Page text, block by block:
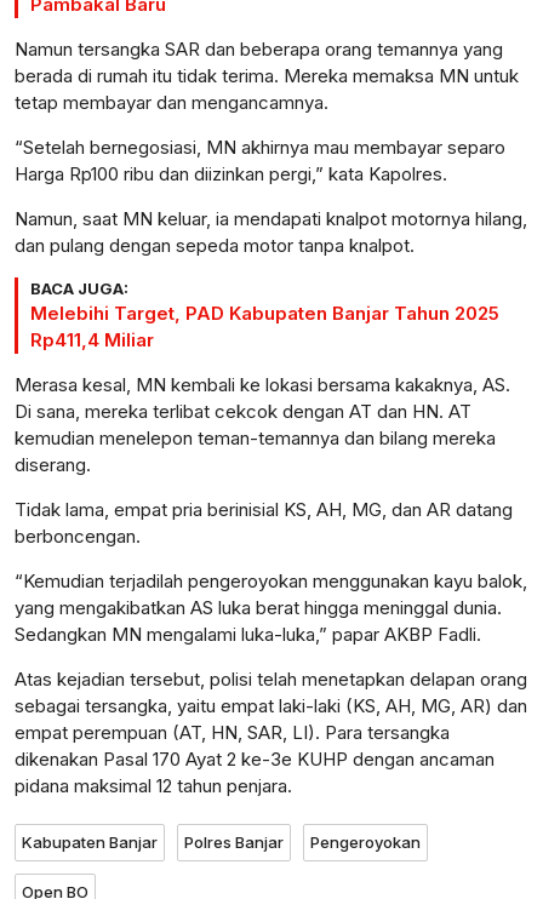
Namun tersangka SAR dan beberapa orang temannya yang
berada di rumah itu tidak terima. Mereka memaksa MN untuk
tetap membayar dan mengancamnya.
“Setelah bernegosiasi, MN akhirnya mau membayar separo
Harga Rp100 ribu dan diizinkan pergi,” kata Kapolres.
Namun, saat MN keluar, ia mendapati knalpot motornya hilang,
dan pulang dengan sepeda motor tanpa knalpot.
BACA JUGA:
Melebihi Target, PAD Kabupaten Banjar Tahun 2025
Rp411,4 Miliar
Merasa kesal, MN kembali ke lokasi bersama kakaknya, AS.
Di sana, mereka terlibat cekcok dengan AT dan HN. AT
kemudian menelepon teman-temannya dan bilang mereka
diserang.
Tidak lama, empat pria berinisial KS, AH, MG, dan AR datang
berboncengan.
“Kemudian terjadilah pengeroyokan menggunakan kayu balok,
yang mengakibatkan AS luka berat hingga meninggal dunia.
Sedangkan MN mengalami luka-luka,” papar AKBP Fadli.
Atas kejadian tersebut, polisi telah menetapkan delapan orang
sebagai tersangka, yaitu empat laki-laki (KS, AH, MG, AR) dan
empat perempuan (AT, HN, SAR, LI). Para tersangka
dikenakan Pasal 170 Ayat 2 ke-3e KUHP dengan ancaman
pidana maksimal 12 tahun penjara.
Kabupaten Banjar Polres Banjar Pengeroyokan
Open BO